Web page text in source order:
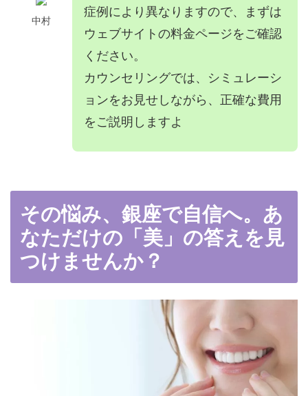
中村
症例により異なりますので、まずは
ウェブサイトの料金ページをご確認
ください。
カウンセリングでは、シミュレーシ
ョンをお見せしながら、正確な費用
をご説明しますよ
その悩み、銀座で自信へ。あ
なただけの「美」の答えを見
つけませんか？